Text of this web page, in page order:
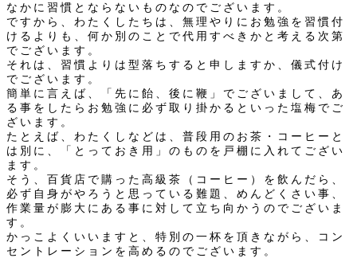
なかに習慣とならないものなのでございます。
ですから、わたくしたちは、無理やりにお勉強を習慣付
けるよりも、何か別のことで代用すべきかと考える次第
でございます。
それは、習慣よりは型落ちすると申しますか、儀式付け
でございます。
簡単に言えば、「先に飴、後に鞭」でございまして、あ
る事をしたらお勉強に必ず取り掛かるといった塩梅でご
ざいます。
たとえば、わたくしなどは、普段用のお茶・コーヒーと
は別に、「とっておき用」のものを戸棚に入れてござい
ます。
そう、百貨店で購った高級茶（コーヒー）を飲んだら、
必ず自身がやろうと思っている難題、めんどくさい事、
作業量が膨大にある事に対して立ち向かうのでございま
す。
かっこよくいいますと、特別の一杯を頂きながら、コン
セントレーションを高めるのでございます。